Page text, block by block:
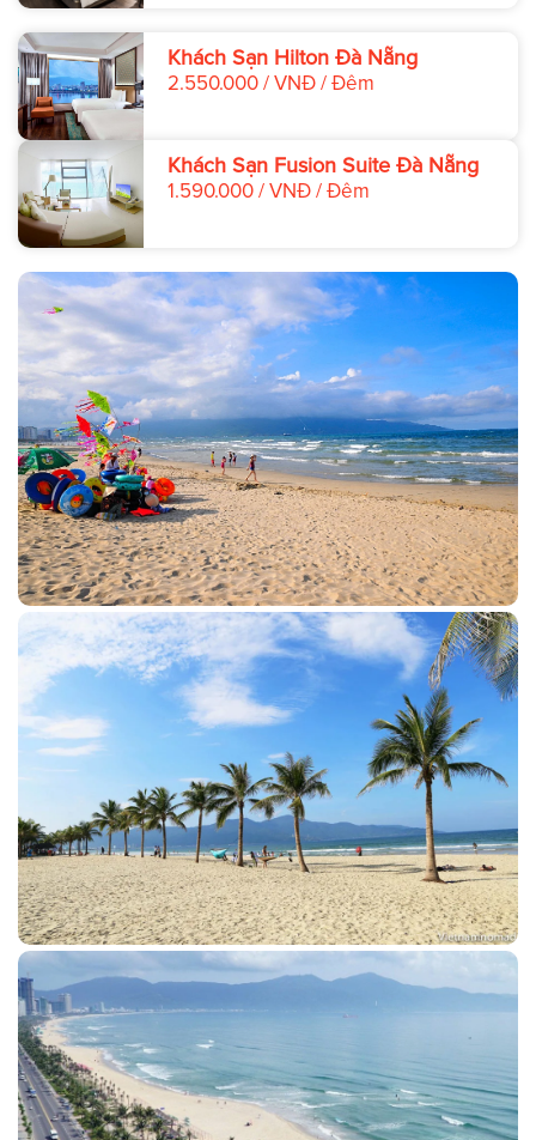
Khách Sạn Hilton Đà Nẵng
2.550.000 / VNĐ / Đêm
Khách Sạn Fusion Suite Đà Nẵng
1.590.000 / VNĐ / Đêm